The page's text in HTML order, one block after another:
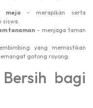
meja – merapikan serta
siswa.
tanaman – menjaga taman
yang memastikan
gotong royong.
bagi